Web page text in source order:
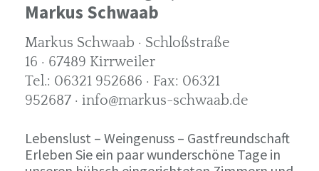
Markus Schwaab
Markus Schwaab · Schloßstraße
16 · 67489 Kirrweiler
Tel.: 06321 952686 · Fax: 06321
952687 · info@markus-schwaab.de
Lebenslust – Weingenuss – Gastfreundschaft
Erleben Sie ein paar wunderschöne Tage in